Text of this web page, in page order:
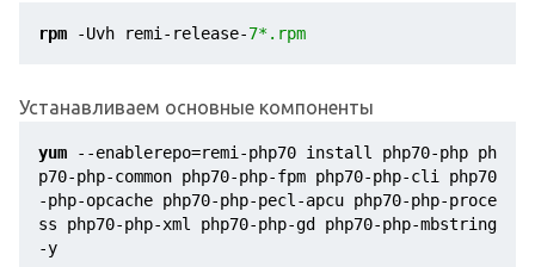
rpm -Uvh remi-release-7*.rpm
Устанавливаем основные компоненты
yum --enablerepo=remi-php70 install php70-php ph
p70-php-common php70-php-fpm php70-php-cli php70
-php-opcache php70-php-pecl-apcu php70-php-proce
ss php70-php-xml php70-php-gd php70-php-mbstring
-y